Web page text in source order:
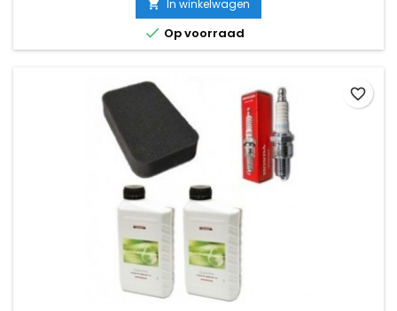
 In winkelwagen
 Op voorraad
favorite_border